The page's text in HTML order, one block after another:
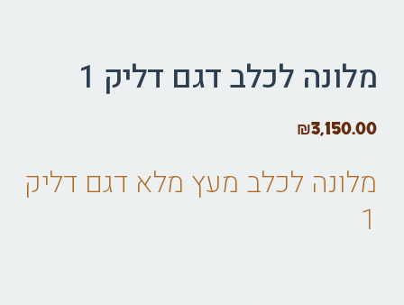
מלונה לכלב דגם דליק 1
₪3,150.00
מלונה לכלב מעץ מלא דגם דליק
1